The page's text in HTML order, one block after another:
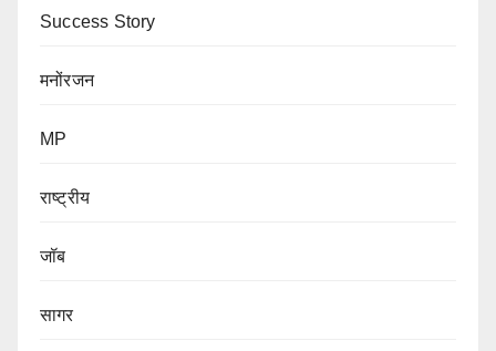
Success Story
मनोंरजन
MP
राष्ट्रीय
जॉब
सागर